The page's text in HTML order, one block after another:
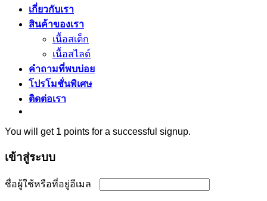
เกี่ยวกับเรา
สินค้าของเรา
เนื้อสเต็ก
เนื้อสไลด์
คำถามที่พบบ่อย
โปรโมชั่นพิเศษ
ติดต่อเรา
You will get 1 points for a successful signup.
เข้าสู่ระบบ
ชื่อผู้ใช้หรือที่อยู่อีเมล